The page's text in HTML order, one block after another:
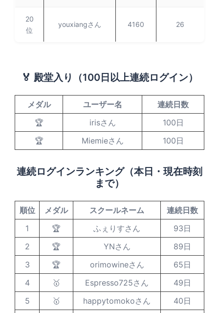
20
位
youxiangさん 4160 26
🏅 殿堂入り（100日以上連続ログイン）
メダル ユーザー名
連続日数
🏆
irisさん
100日
🏆
Miemieさん 100日
連続ログインランキング（本日・現在時刻
まで）
順位 メダル スクールネーム
連続日数
1
🏆 ふぇりすさん
93日
2
🏆 YNさん
89日
3
🏆 orimowineさん
65日
4
🥇 Espresso725さん
49日
5
🥇 happytomokoさん
40日